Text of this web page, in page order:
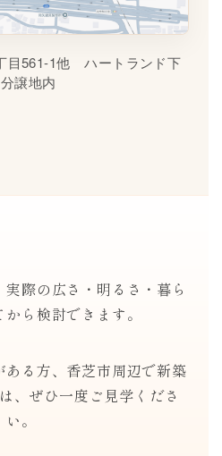
目561-1他 ハートランド下
譲地内
際の広さ・明るさ・暮ら
ら検討できます。
ある方、香芝市周辺で新築
、ぜひ一度ご見学くださ
い。